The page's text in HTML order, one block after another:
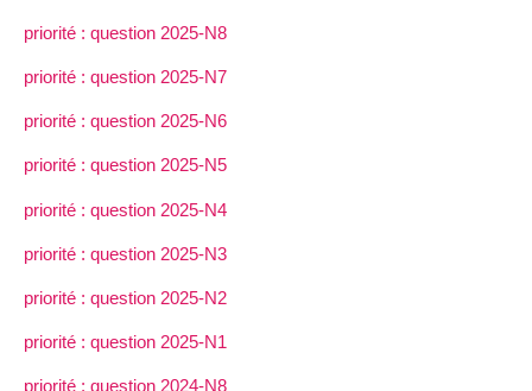
priorité : question 2025-N8
priorité : question 2025-N7
priorité : question 2025-N6
priorité : question 2025-N5
priorité : question 2025-N4
priorité : question 2025-N3
priorité : question 2025-N2
priorité : question 2025-N1
priorité : question 2024-N8